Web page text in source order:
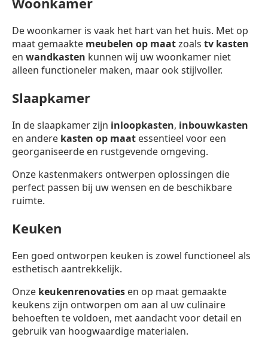
De woonkamer is vaak het hart van het huis. Met op
maat gemaakte meubelen op maatzoals tv kasten
en wandkasten kunnen wij uw woonkamer niet
alleen functioneler maken, maar ook stijlvoller.
Slaapkamer
In de slaapkamer zijn inloopkasten, inbouwkasten
en andere kasten op maat essentieel voor een
georganiseerde en rustgevende omgeving.
Onze kastenmakers ontwerpen oplossingen die
perfect passen bij uw wensen en de beschikbare
ruimte.
Keuken
Een goed ontworpen keuken is zowel functioneel als
esthetisch aantrekkelijk.
Onze keukenrenovaties en op maat gemaakte
keukens zijn ontworpen om aan al uw culinaire
behoeften te voldoen, met aandacht voor detail en
gebruik van hoogwaardige materialen.